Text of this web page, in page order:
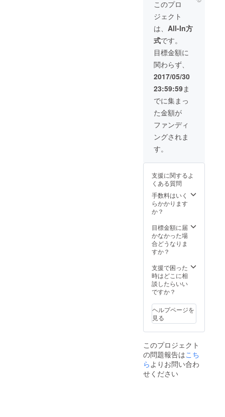
完備と
なりま
す。
権！ 前
代未
聞？！
個人名
でやぐ
らス
テージ
に協賛
できま
す！ あ
なたの
名前が
ステー
ジ名に
入りま
す。 ※
入れさ
お名前
ては、
第三者
の権利
に抵触
しな
序良俗
に反し
ない、
その
行委員
会が不
適切で
ないと
るもの
に限り
ます。
※表記に
は別
途、支
援者様
とご連
絡をと
このプロ
ジェクト
は、 All-In方
式です。
目標金額に
関わらず、
2017/05/30
23:59:59ま
でに集まっ
た金額が
ファンディ
ングされま
す。
支援に関するよ
くある質問
手数料はいく
らかかります
か？
目標金額に届
かなかった場
合どうなりま
すか？
支援で困った
時はどこに相
談したらいい
ですか？
ヘルプページを
見る
このプロジェクト
の問題報告はこち
らよりお問い合わ
せください